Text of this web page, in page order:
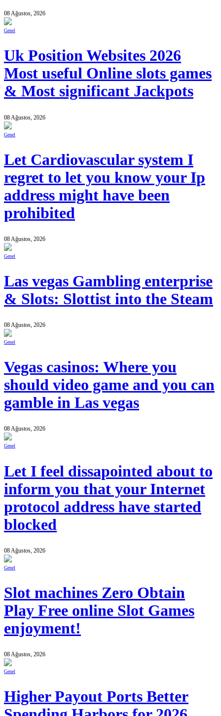
08 Ağustos, 2026
Genel
Uk Position Websites 2026
Most useful Online slots games
& Most significant Jackpots
08 Ağustos, 2026
Genel
Let Cardiovascular system I
regret to let you know your Ip
address might have been
prohibited
08 Ağustos, 2026
Genel
Las vegas Gambling enterprise
& Slots: Slottist into the Steam
08 Ağustos, 2026
Genel
Vegas casinos: Where you
should video game and you can
gamble in Las vegas
08 Ağustos, 2026
Genel
Let I feel dissapointed about to
inform you that your Internet
protocol address have started
blocked
08 Ağustos, 2026
Genel
Slot machines Zero Obtain
Play Free online Slot Games
enjoyment!
08 Ağustos, 2026
Genel
Higher Payout Ports Better